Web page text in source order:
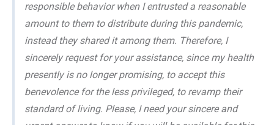
responsible behavior when I entrusted a reasonable
amount to them to distribute during this pandemic,
instead they shared it among them. Therefore, I
sincerely request for your assistance, since my health
presently is no longer promising, to accept this
benevolence for the less privileged, to revamp their
standard of living. Please, I need your sincere and